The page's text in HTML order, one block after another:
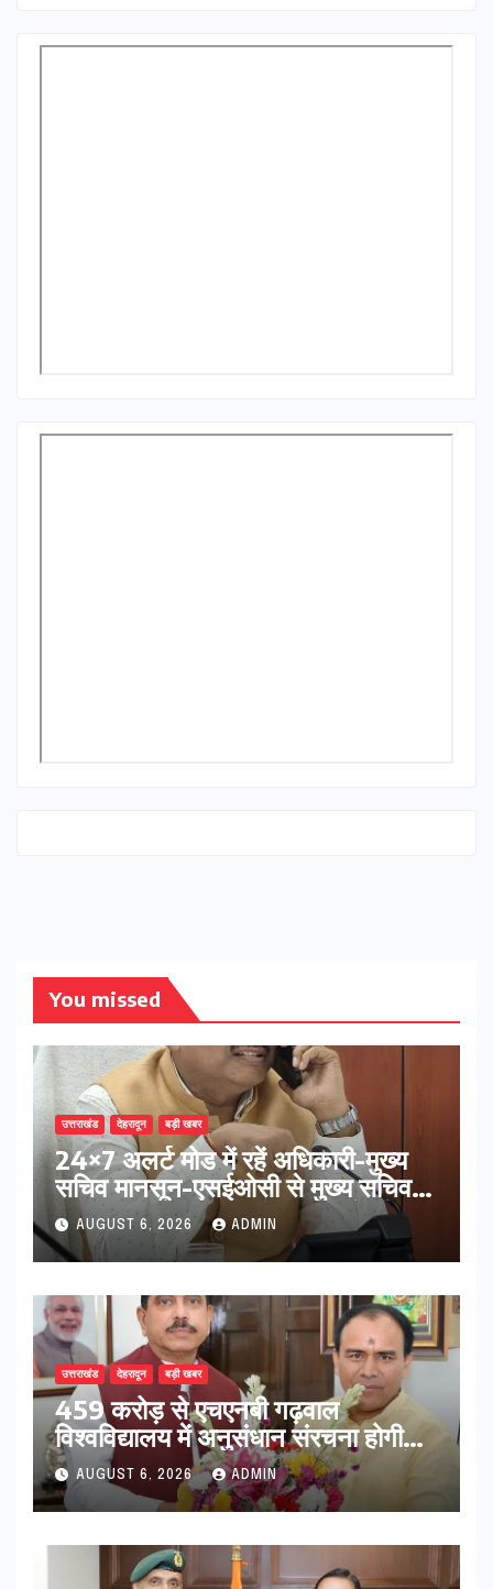
You missed
उत्तराखंड देहरादून बड़ी खबर
24×7 अलर्ट मोड में रहें अधिकारी-मुख्य
सचिव मानसून-एसईओसी से मुख्य सचिव ने
की विस्तृत समीक्षा कहा-बंद सड़कों को
शीघ्र खोला जाए, लोगों को न हो दिक्कत
AUGUST 6, 2026 ADMIN
उत्तराखंड देहरादून बड़ी खबर
459 करोड़ से एचएनबी गढ़वाल
विश्वविद्यालय में अनुसंधान संरचना होगी
सुदृढ,उच्च शिक्षा मंत्री धन सिंह रावत ने
नवनियुक्त केन्द्रीय शिक्षा मंत्री से की
मुलाकात
AUGUST 6, 2026 ADMIN